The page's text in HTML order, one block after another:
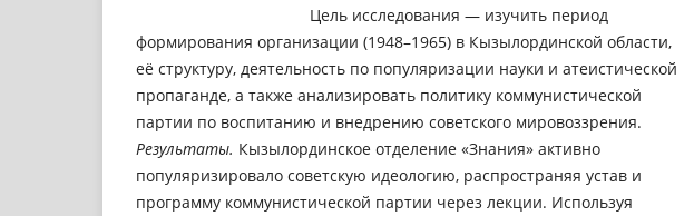
Цель исследования — изучить период
формирования организации (1948–1965) в Кызылординской области,
её структуру, деятельность по популяризации науки и атеистической
пропаганде, а также анализировать политику коммунистической
партии по воспитанию и внедрению советского мировоззрения.
Результаты. Кызылординское отделение «Знания» активно
популяризировало советскую идеологию, распространяя устав и
программу коммунистической партии через лекции. Используя